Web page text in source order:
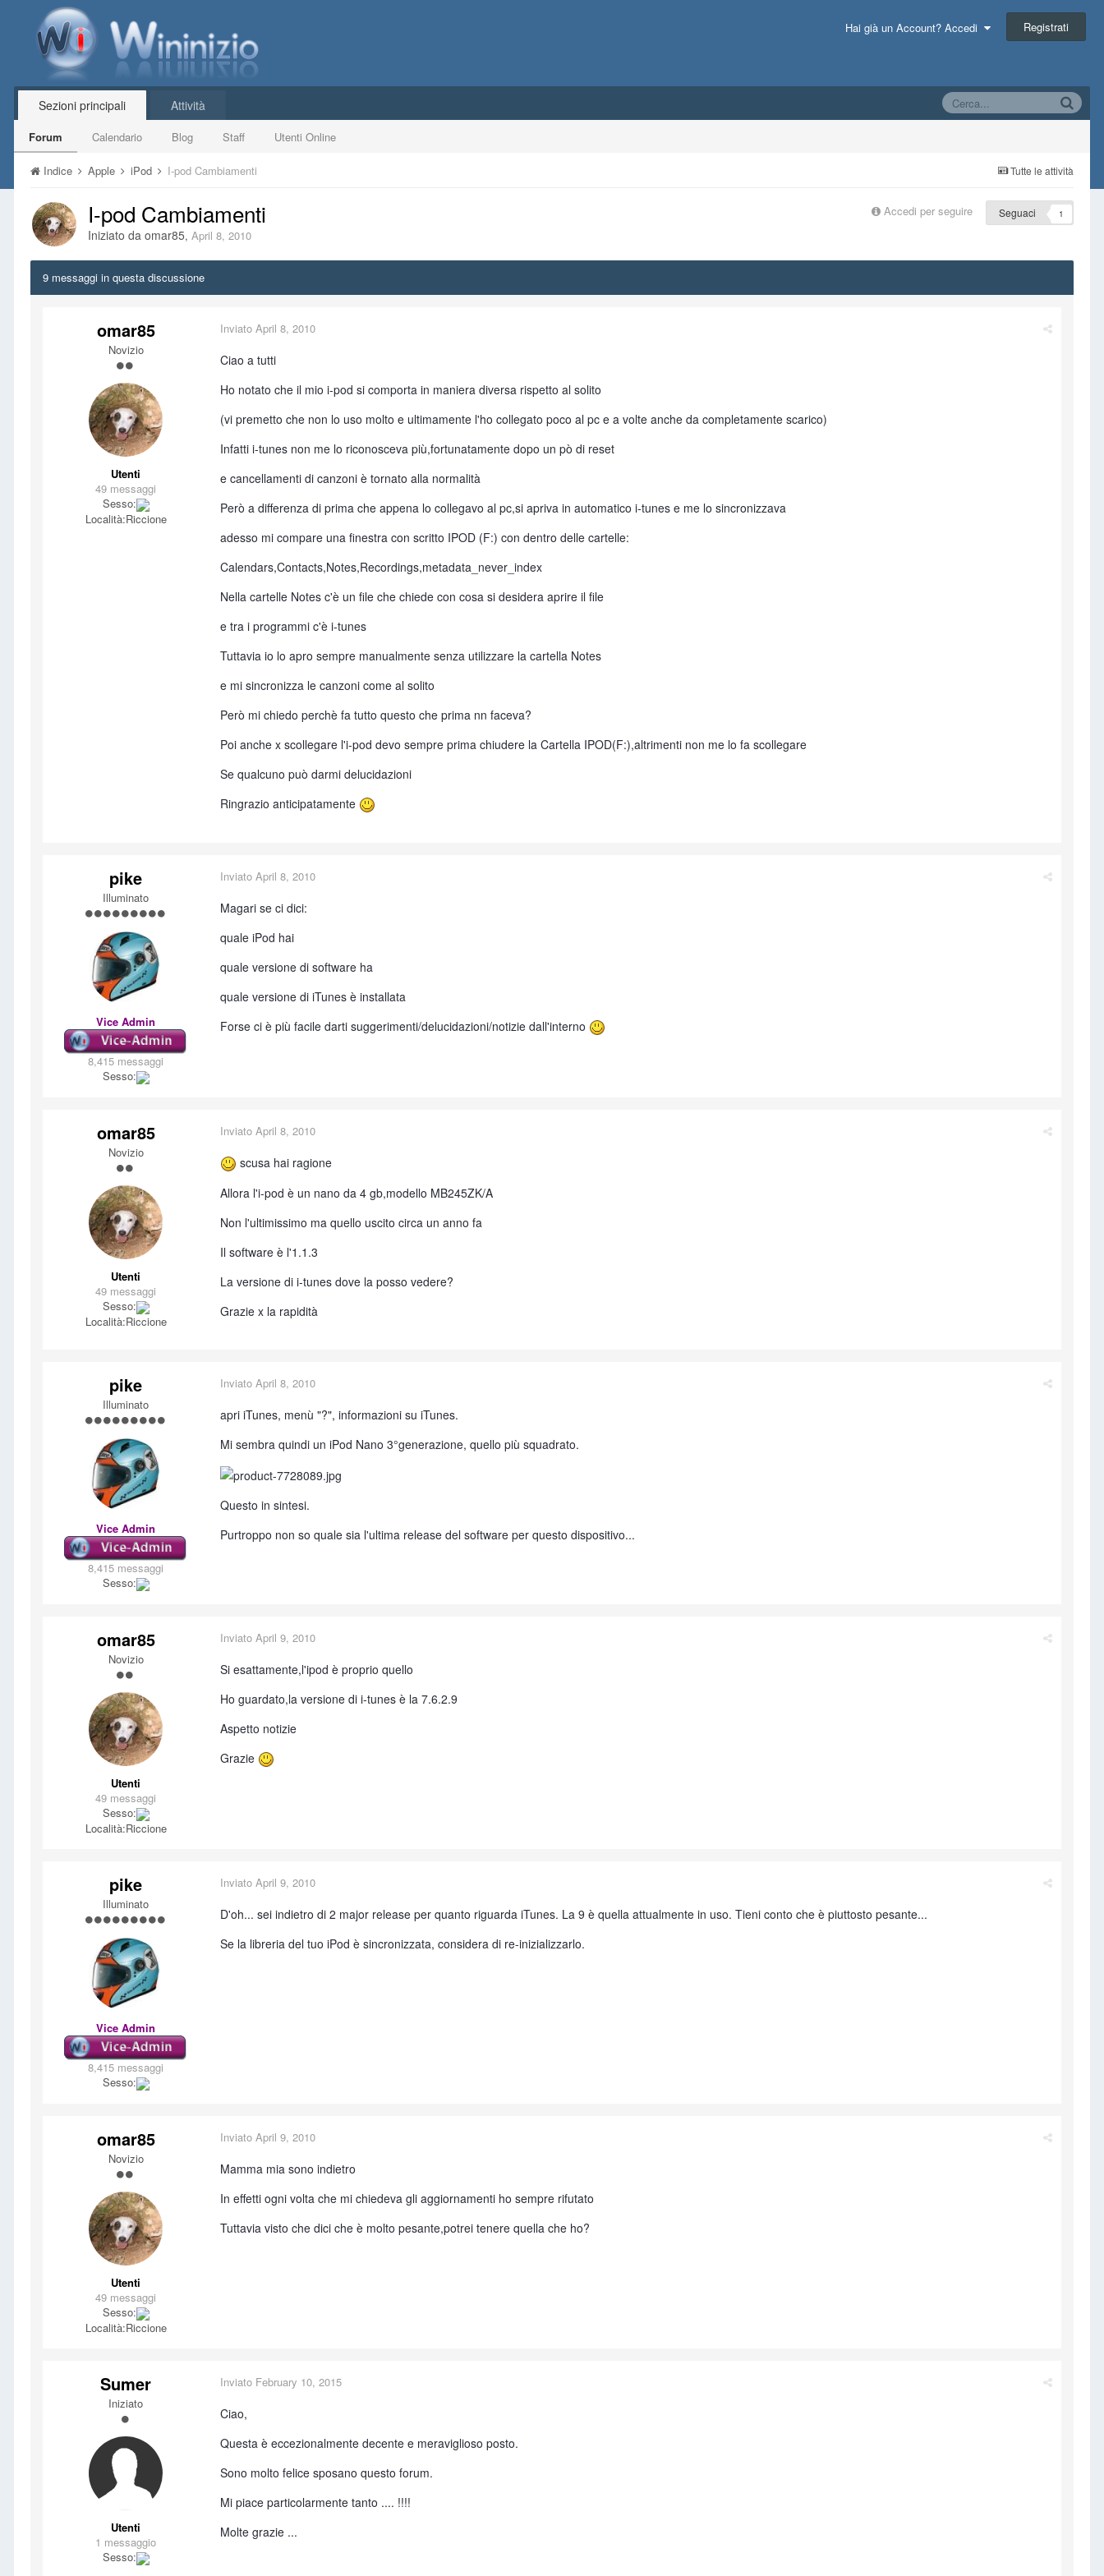
Hai già un Account? Accedi Registrati
Sezioni principali
Forum Calendario Blog Staff Utenti Online
Attività
Tutte le attività
Indice Apple iPod I-pod Cambiamenti
Accedi per seguire Seguaci 1
I-pod Cambiamenti
Iniziato da omar85, April 8, 2010
9 messaggi in questa discussione
omar85
Novizio
Utenti
49 messaggi
Sesso:
Località:Riccione
Inviato April 8, 2010
Ciao a tutti
Ho notato che il mio i-pod si comporta in maniera diversa rispetto al solito
(vi premetto che non lo uso molto e ultimamente l'ho collegato poco al pc e a volte anche da completamente scarico)
Infatti i-tunes non me lo riconosceva più,fortunatamente dopo un pò di reset
e cancellamenti di canzoni è tornato alla normalità
Però a differenza di prima che appena lo collegavo al pc,si apriva in automatico i-tunes e me lo sincronizzava
adesso mi compare una finestra con scritto IPOD (F:) con dentro delle cartelle:
Calendars,Contacts,Notes,Recordings,metadata_never_index
Nella cartelle Notes c'è un file che chiede con cosa si desidera aprire il file
e tra i programmi c'è i-tunes
Tuttavia io lo apro sempre manualmente senza utilizzare la cartella Notes
e mi sincronizza le canzoni come al solito
Però mi chiedo perchè fa tutto questo che prima nn faceva?
Poi anche x scollegare l'i-pod devo sempre prima chiudere la Cartella IPOD(F:),altrimenti non me lo fa scollegare
Se qualcuno può darmi delucidazioni
Ringrazio anticipatamente
pike
Illuminato
Vice Admin
8,415 messaggi
Sesso:
Inviato April 8, 2010
Magari se ci dici:
quale iPod hai
quale versione di software ha
quale versione di iTunes è installata
Forse ci è più facile darti suggerimenti/delucidazioni/notizie dall'interno
omar85
Novizio
Utenti
49 messaggi
Sesso:
Località:Riccione
Inviato April 8, 2010
scusa hai ragione
Allora l'i-pod è un nano da 4 gb,modello MB245ZK/A
Non l'ultimissimo ma quello uscito circa un anno fa
Il software è l'1.1.3
La versione di i-tunes dove la posso vedere?
Grazie x la rapidità
pike
Illuminato
Vice Admin
8,415 messaggi
Sesso:
Inviato April 8, 2010
apri iTunes, menù "?", informazioni su iTunes.
Mi sembra quindi un iPod Nano 3°generazione, quello più squadrato.
Questo in sintesi.
Purtroppo non so quale sia l'ultima release del software per questo dispositivo...
omar85
Novizio
Utenti
49 messaggi
Sesso:
Località:Riccione
Inviato April 9, 2010
Si esattamente,l'ipod è proprio quello
Ho guardato,la versione di i-tunes è la 7.6.2.9
Aspetto notizie
Grazie
pike
Illuminato
Vice Admin
8,415 messaggi
Sesso:
Inviato April 9, 2010
D'oh... sei indietro di 2 major release per quanto riguarda iTunes. La 9 è quella attualmente in uso. Tieni conto che è piuttosto pesante...
Se la libreria del tuo iPod è sincronizzata, considera di re-inizializzarlo.
omar85
Novizio
Utenti
49 messaggi
Sesso:
Località:Riccione
Inviato April 9, 2010
Mamma mia sono indietro
In effetti ogni volta che mi chiedeva gli aggiornamenti ho sempre rifutato
Tuttavia visto che dici che è molto pesante,potrei tenere quella che ho?
Sumer
Iniziato
Utenti
1 messaggio
Sesso:
Inviato February 10, 2015
Ciao,
Questa è eccezionalmente decente e meraviglioso posto.
Sono molto felice sposano questo forum.
Mi piace particolarmente tanto .... !!!!
Molte grazie ...